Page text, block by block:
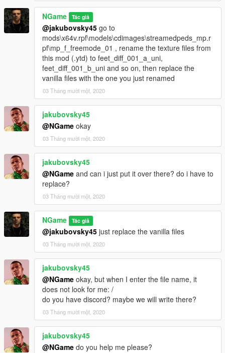
NGame Tác giả
@jakubovsky45 go to
mods\x64v.rpf\models\cdimages\streamedpeds_mp.r
pf\mp_f_freemode_01 , rename the texture files from
this mod (.ytd) to feet_diff_001_a_uni,
feet_diff_001_b_uni and so on, then replace the
vanilla files with the one you just renamed
03 Tháng mười một, 2020
jakubovsky45
@NGame okay
03 Tháng mười một, 2020
jakubovsky45
@NGame and can i just put it over there? do i have to
replace?
03 Tháng mười một, 2020
NGame Tác giả
@jakubovsky45 just replace the vanilla files
03 Tháng mười một, 2020
jakubovsky45
@NGame okay, but when I enter the file name, it
does not look for me: /
do you have discord? maybe we will write there?
03 Tháng mười một, 2020
jakubovsky45
@NGame do you help me please?